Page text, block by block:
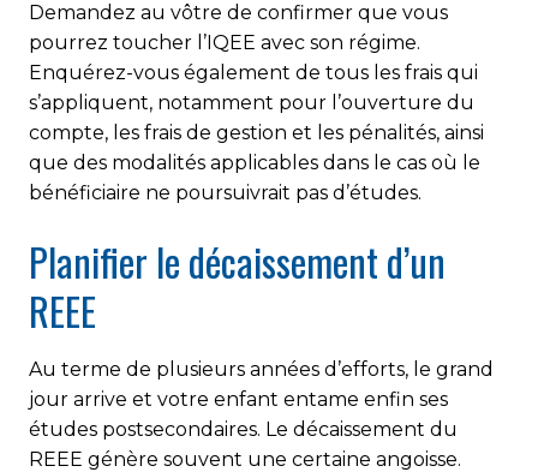
Demandez au vôtre de confirmer que vous
pourrez toucher l’IQEE avec son régime.
Enquérez-vous également de tous les frais qui
s’appliquent, notamment pour l’ouverture du
compte, les frais de gestion et les pénalités, ainsi
que des modalités applicables dans le cas où le
bénéficiaire ne poursuivrait pas d’études.
Planifier le décaissement d’un
REEE
Au terme de plusieurs années d’efforts, le grand
jour arrive et votre enfant entame enfin ses
études postsecondaires. Le décaissement du
REEE génère souvent une certaine angoisse.